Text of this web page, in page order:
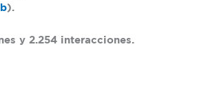
).
y 2.254 interacciones.